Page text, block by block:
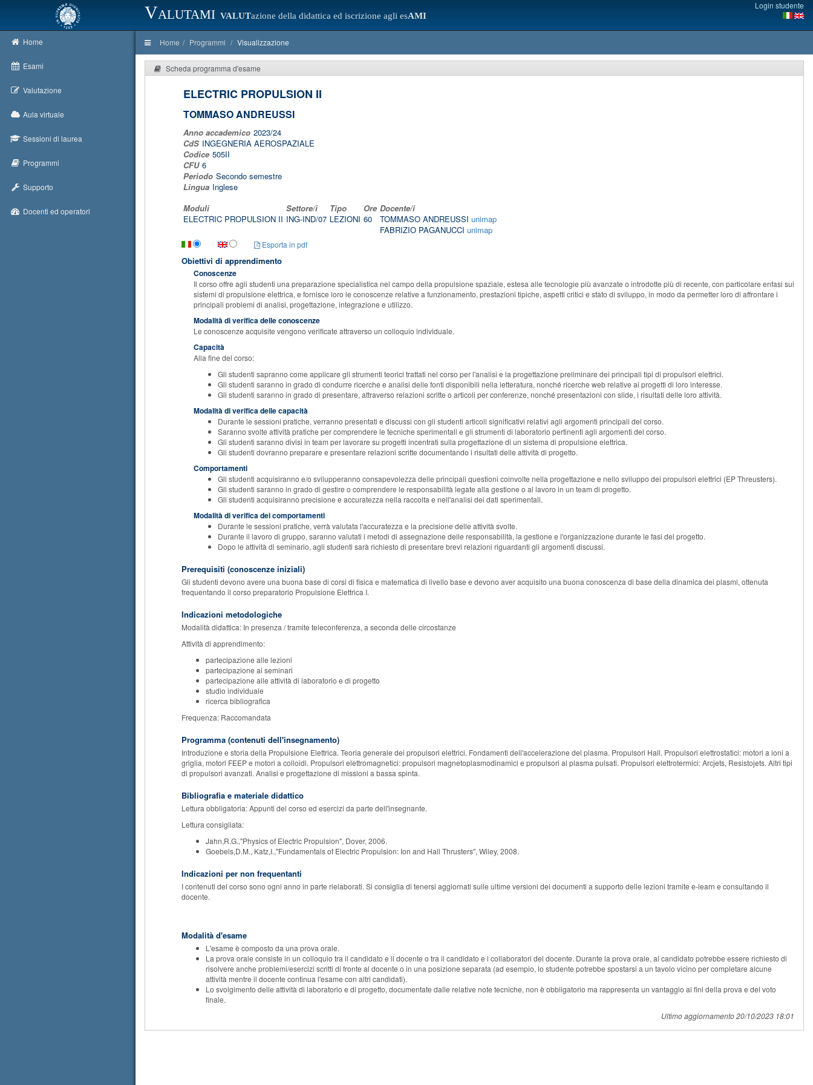
Valutami VALUTazione della didattica ed iscrizione agli esAMI
Login studente
Home
Esami
Valutazione
Aula virtuale
Sessioni di laurea
Programmi
Supporto
Docenti ed operatori
Home Programmi Visualizzazione
Scheda programma d'esame
ELECTRIC PROPULSION II
TOMMASO ANDREUSSI
Anno accademico 2023/24
CdS INGEGNERIA AEROSPAZIALE
Codice 505II
CFU 6
Periodo Secondo semestre
Lingua Inglese
Moduli
Settore/i Tipo Ore Docente/i
ELECTRIC PROPULSION II ING-IND/07 LEZIONI 60 TOMMASO ANDREUSSI unimap
FABRIZIO PAGANUCCI unimap
Esporta in pdf
Obiettivi di apprendimento
Conoscenze
Il corso offre agli studenti una preparazione specialistica nel campo della propulsione spaziale, estesa alle tecnologie più avanzate o introdotte più di recente, con particolare enfasi sui
sistemi di propulsione elettrica, e fornisce loro le conoscenze relative a funzionamento, prestazioni tipiche, aspetti critici e stato di sviluppo, in modo da permetter loro di affrontare i
principali problemi di analisi, progettazione, integrazione e utilizzo.
Modalità di verifica delle conoscenze
Le conoscenze acquisite vengono verificate attraverso un colloquio individuale.
Capacità
Alla fine del corso:
Gli studenti sapranno come applicare gli strumenti teorici trattati nel corso per l'analisi e la progettazione preliminare dei principali tipi di propulsori elettrici.
Gli studenti saranno in grado di condurre ricerche e analisi delle fonti disponibili nella letteratura, nonché ricerche web relative ai progetti di loro interesse.
Gli studenti saranno in grado di presentare, attraverso relazioni scritte o articoli per conferenze, nonché presentazioni con slide, i risultati delle loro attività.
Modalità di verifica delle capacità
Durante le sessioni pratiche, verranno presentati e discussi con gli studenti articoli significativi relativi agli argomenti principali del corso.
Saranno svolte attività pratiche per comprendere le tecniche sperimentali e gli strumenti di laboratorio pertinenti agli argomenti del corso.
Gli studenti saranno divisi in team per lavorare su progetti incentrati sulla progettazione di un sistema di propulsione elettrica.
Gli studenti dovranno preparare e presentare relazioni scritte documentando i risultati delle attività di progetto.
Comportamenti
Gli studenti acquisiranno e/o svilupperanno consapevolezza delle principali questioni coinvolte nella progettazione e nello sviluppo dei propulsori elettrici (EP Threusters).
Gli studenti saranno in grado di gestire o comprendere le responsabilità legate alla gestione o al lavoro in un team di progetto.
Gli studenti acquisiranno precisione e accuratezza nella raccolta e nell'analisi dei dati sperimentali.
Modalità di verifica dei comportamenti
Durante le sessioni pratiche, verrà valutata l'accuratezza e la precisione delle attività svolte.
Durante il lavoro di gruppo, saranno valutati i metodi di assegnazione delle responsabilità, la gestione e l'organizzazione durante le fasi del progetto.
Dopo le attività di seminario, agli studenti sarà richiesto di presentare brevi relazioni riguardanti gli argomenti discussi.
Prerequisiti (conoscenze iniziali)
Gli studenti devono avere una buona base di corsi di fisica e matematica di livello base e devono aver acquisito una buona conoscenza di base della dinamica dei plasmi, ottenuta
frequentando il corso preparatorio Propulsione Elettrica I.
Indicazioni metodologiche
Modalità didattica: In presenza / tramite teleconferenza, a seconda delle circostanze
Attività di apprendimento:
partecipazione alle lezioni
partecipazione ai seminari
partecipazione alle attività di laboratorio e di progetto
studio individuale
ricerca bibliografica
Frequenza: Raccomandata
Programma (contenuti dell'insegnamento)
Introduzione e storia della Propulsione Elettrica. Teoria generale dei propulsori elettrici. Fondamenti dell'accelerazione del plasma. Propulsori Hall. Propulsori elettrostatici: motori a ioni a
griglia, motori FEEP e motori a colloidi. Propulsori elettromagnetici: propulsori magnetoplasmodinamici e propulsori al plasma pulsati. Propulsori elettrotermici: Arcjets, Resistojets. Altri tipi
di propulsori avanzati. Analisi e progettazione di missioni a bassa spinta.
Bibliografia e materiale didattico
Lettura obbligatoria: Appunti del corso ed esercizi da parte dell'insegnante.
Lettura consigliata:
Jahn,R.G.,"Physics of Electric Propulsion", Dover, 2006.
Goebels,D.M., Katz,I.,"Fundamentals of Electric Propulsion: Ion and Hall Thrusters", Wiley, 2008.
Indicazioni per non frequentanti
I contenuti del corso sono ogni anno in parte rielaborati. Si consiglia di tenersi aggiornati sulle ultime versioni dei documenti a supporto delle lezioni tramite e-learn e consultando il
docente.
Modalità d'esame
L'esame è composto da una prova orale.
La prova orale consiste in un colloquio tra il candidato e il docente o tra il candidato e i collaboratori del docente. Durante la prova orale, al candidato potrebbe essere richiesto di
risolvere anche problemi/esercizi scritti di fronte al docente o in una posizione separata (ad esempio, lo studente potrebbe spostarsi a un tavolo vicino per completare alcune
attività mentre il docente continua l'esame con altri candidati).
Lo svolgimento delle attività di laboratorio e di progetto, documentate dalle relative note tecniche, non è obbligatorio ma rappresenta un vantaggio ai fini della prova e del voto
finale.
Ultimo aggiornamento 20/10/2023 18:01